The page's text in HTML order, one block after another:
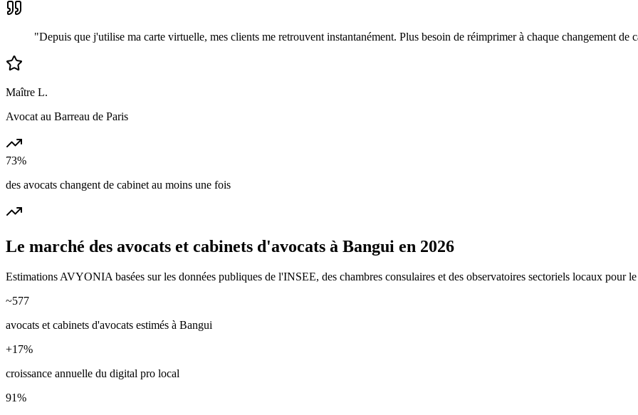
"Depuis que j'utilise ma carte virtuelle, mes clients me retrouvent instantanément. Plus besoin de réimprimer à chaque changement de
Maître L.
Avocat au Barreau de Paris
73%
des avocats changent de cabinet au moins une fois
Le marché des avocats et cabinets d'avocats à Bangui en 2026
Estimations AVYONIA basées sur les données publiques de l'INSEE, des chambres consulaires et des observatoires sectoriels locaux pour
~577
avocats et cabinets d'avocats estimés à Bangui
+17%
croissance annuelle du digital pro local
91%